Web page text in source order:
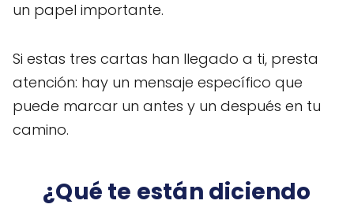
un papel importante.
Si estas tres cartas han llegado a ti, presta
atención: hay un mensaje específico que
puede marcar un antes y un después en tu
camino.
¿Qué te están diciendo